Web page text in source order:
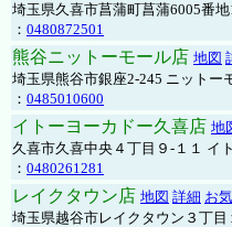
埼玉県久喜市菖蒲町菖蒲6005番地
： 0480872501
熊谷ニットーモール店 地図
埼玉県熊谷市銀座2-245 ニットー
： 0485010600
イトーヨーカドー久喜店 地
久喜市久喜中央４丁目９-１１ イ
： 0480261281
レイクタウン店 地図 詳細 お
埼玉県越谷市レイクタウン３丁目